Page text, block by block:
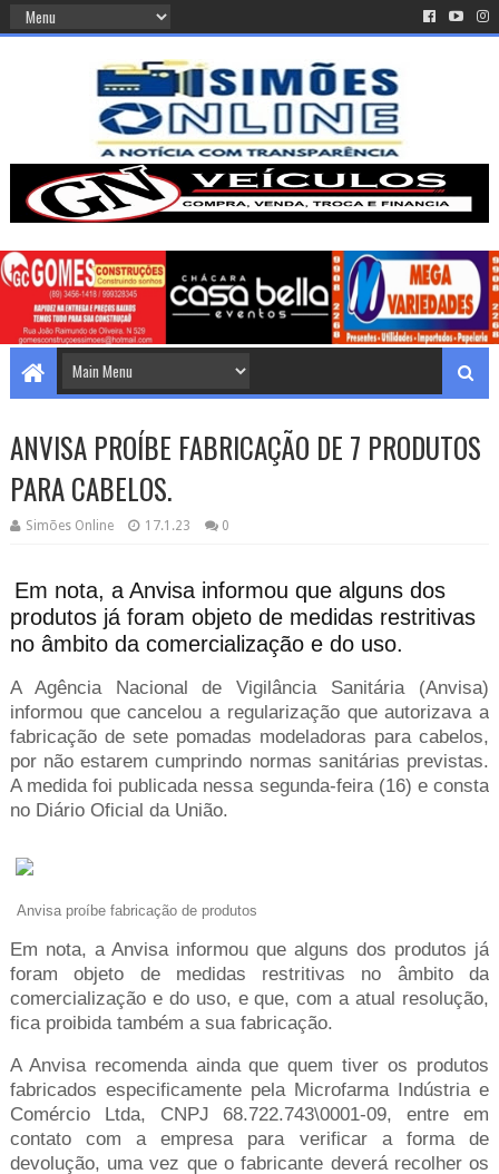
ANVISA PROÍBE FABRICAÇÃO DE 7 PRODUTOS
PARA CABELOS.
Simões Online 17.1.23 0
Em nota, a Anvisa informou que alguns dos
produtos já foram objeto de medidas restritivas
no âmbito da comercialização e do uso.
A Agência Nacional de Vigilância Sanitária (Anvisa)
informou que cancelou a regularização que autorizava a
fabricação de sete pomadas modeladoras para cabelos,
por não estarem cumprindo normas sanitárias previstas.
A medida foi publicada nessa segunda-feira (16) e consta
no Diário Oficial da União.
Anvisa proíbe fabricação de produtos
Em nota, a Anvisa informou que alguns dos produtos já
foram objeto de medidas restritivas no âmbito da
comercialização e do uso, e que, com a atual resolução,
fica proibida também a sua fabricação.
A Anvisa recomenda ainda que quem tiver os produtos
fabricados especificamente pela Microfarma Indústria e
Comércio Ltda, CNPJ 68.722.743\0001-09, entre em
contato com a empresa para verificar a forma de
devolução, uma vez que o fabricante deverá recolher os